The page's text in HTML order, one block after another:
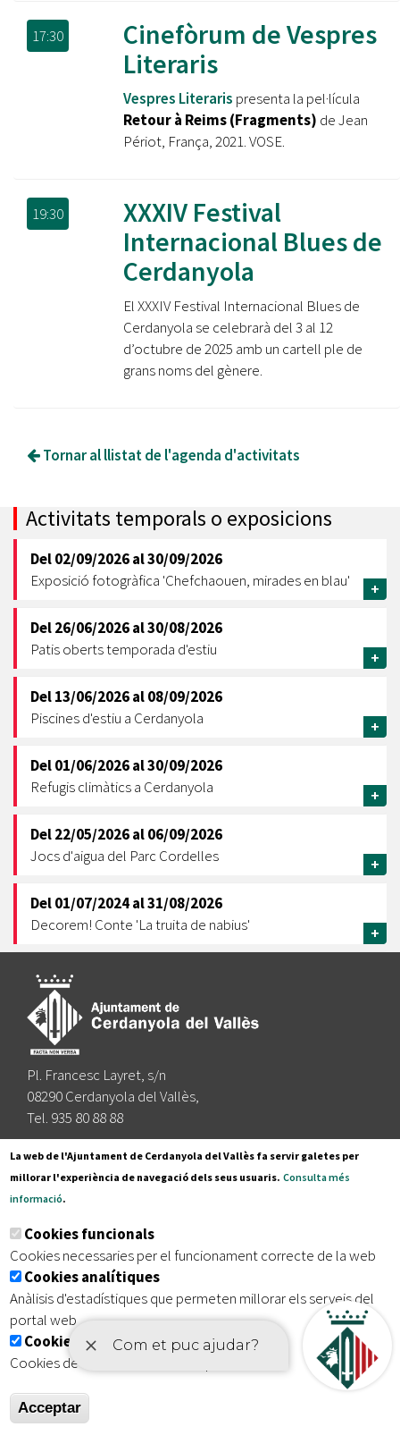
17:30
Cinefòrum de Vespres
Literaris
Vespres Literaris presenta la pel·lícula
Retour à Reims (Fragments) de Jean
Périot, França, 2021. VOSE.
19:30
XXXIV Festival
Internacional Blues de
Cerdanyola
El XXXIV Festival Internacional Blues de
Cerdanyola se celebrarà del 3 al 12
d’octubre de 2025 amb un cartell ple de
grans noms del gènere.
Tornar al llistat de l'agenda d'activitats
Activitats temporals o exposicions
Del02/09/2026al30/09/2026
Exposició fotogràfica 'Chefchaouen, mirades en blau'
+
Del26/06/2026al30/08/2026
Patis oberts temporada d'estiu
+
Del13/06/2026al08/09/2026
Piscines d'estiu a Cerdanyola
+
Del01/06/2026al30/09/2026
Refugis climàtics a Cerdanyola
+
Del22/05/2026al06/09/2026
Jocs d'aigua del Parc Cordelles
+
Del01/07/2024al31/08/2026
Decorem! Conte 'La truita de nabius'
+
Pl. Francesc Layret, s/n
08290 Cerdanyola del Vallès,
Tel. 935 80 88 88
Segueix-nos a:
Subscriu-te al nostre butlletí
Inici | Avís legal | Protecció de dades
| Accessibilitat
La web de l'Ajuntament de Cerdanyola del Vallès fa servir galetes per
millorar l'experiència de navegació dels seus usuaris. Consulta més
informació.
Cookies funcionals
Cookies necessaries per el funcionament correcte de la web
Cookies analítiques
Anàlisis d'estadístiques que permeten millorar els serveis del
portal web
Cookies publicitàries
Cookies de tercers amb finalitat publicitària
Acceptar